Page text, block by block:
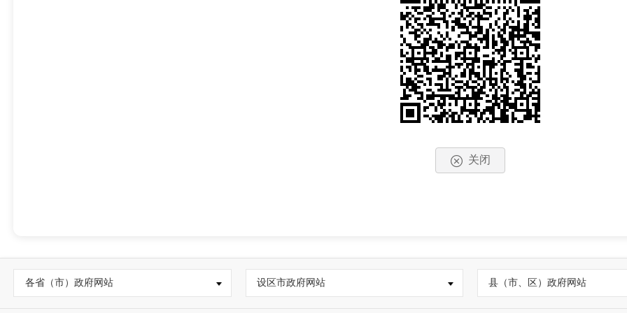
关闭
各省（市）政府网站 设区市政府网站 县（市、区）政府网站